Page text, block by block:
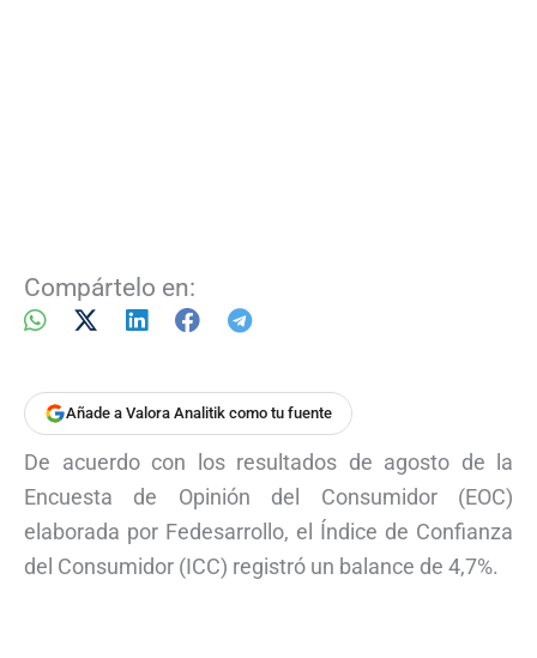
Compártelo en:
Añade a Valora Analitik como tu fuente
De acuerdo con los resultados de agosto de la
Encuesta de Opinión del Consumidor (EOC)
elaborada por Fedesarrollo, el Índice de Confianza
del Consumidor (ICC) registró un balance de 4,7%.